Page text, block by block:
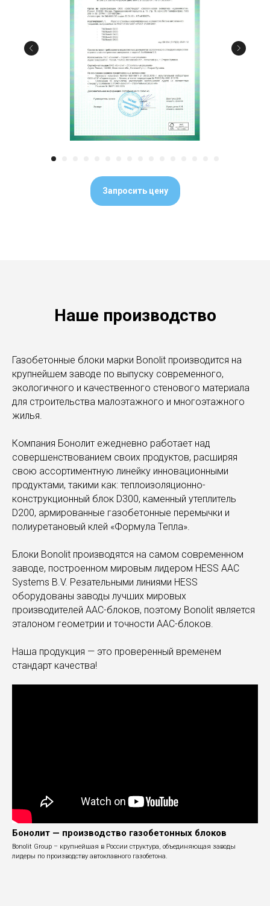
Запросить цену
Наше производство
Газобетонные блоки марки Bonolit производится на
крупнейшем заводе по выпуску современного,
экологичного и качественного стенового материала
для строительства малоэтажного и многоэтажного
жилья.
Компания Бонолит ежедневно работает над
совершенствованием своих продуктов, расширяя
свою ассортиментную линейку инновационными
продуктами, такими как: теплоизоляционно-
конструкционный блок D300, каменный утеплитель
D200, армированные газобетонные перемычки и
полиуретановый клей «Формула Тепла».
Блоки Bonolit производятся на самом современном
заводе, построенном мировым лидером HESS AAC
Systems B.V. Резательными линиями HESS
оборудованы заводы лучших мировых
производителей AAC-блоков, поэтому Bonolit является
эталоном геометрии и точности AAC-блоков.
Наша продукция — это проверенный временем
стандарт качества!
Бонолит — производство газобетонных блоков
Bonolit Group – крупнейшая в России структура, объединяющая заводы
лидеры по производству автоклавного газобетона.